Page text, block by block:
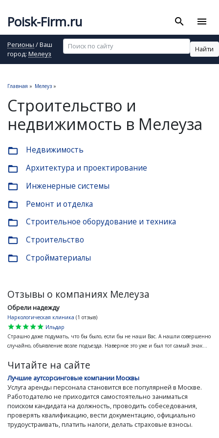
Poisk-Firm.ru search menu
Регионы / Ваш
город: Мелеуз
Найти
Главная » Мелеуз »
Строительство и
недвижимость в Мелеуза
folder_open Недвижимость
folder_open Архитектура и проектирование
folder_open Инженерные системы
folder_open Ремонт и отделка
folder_open Строительное оборудование и техника
folder_open Строительство
folder_open Стройматериалы
Отзывы о компаниях Мелеуза
Обрели надежду
Наркологическая клиника (1 отзыв)
star
star
star
star
star
Ильдар
Страшно даже подумать, что бы было, если бы не наши Вас. А нашли совершенно
случайно, объявление возле подъезда. Наверное это уже и был тот самый знак...
Читайте на сайте
Лучшие аутсорсинговые компании Москвы
Услуга аренды персонала становится все популярней в Москве.
Работодателю не приходится самостоятельно заниматься
поиском кандидата на должность, проводить собеседования,
проверять квалификацию, вести документацию, официально
трудоустраивать, платить налоги, делать страховые взносы.